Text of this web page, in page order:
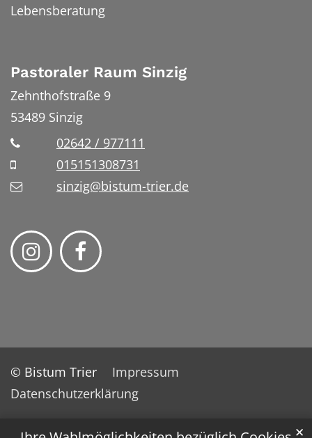
✕
Lebensberatung
Pastoraler Raum Sinzig
Zehnthofstraße 9
53489 Sinzig
02642 / 977111
015151308731
sinzig@bistum-trier.de
© Bistum Trier
Impressum
Datenschutzerklärung